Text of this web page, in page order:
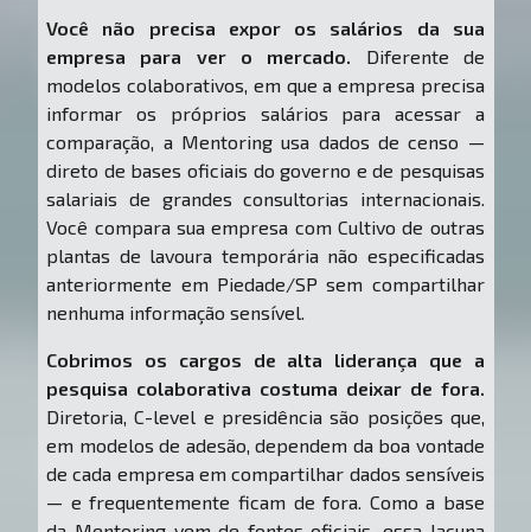
Você não precisa expor os salários da sua
empresa para ver o mercado. Diferente de
modelos colaborativos, em que a empresa precisa
informar os próprios salários para acessar a
comparação, a Mentoring usa dados de censo —
direto de bases oficiais do governo e de pesquisas
salariais de grandes consultorias internacionais.
Você compara sua empresa com Cultivo de outras
plantas de lavoura temporária não especificadas
anteriormente em Piedade/SP sem compartilhar
nenhuma informação sensível.
Cobrimos os cargos de alta liderança que a
pesquisa colaborativa costuma deixar de fora.
Diretoria, C-level e presidência são posições que,
em modelos de adesão, dependem da boa vontade
de cada empresa em compartilhar dados sensíveis
— e frequentemente ficam de fora. Como a base